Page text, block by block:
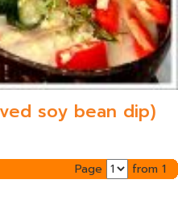
soy bean dip)
Page from 1